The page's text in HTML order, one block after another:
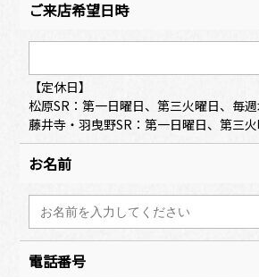
ご来店希望日時
【定休日】
松原SR：第一日曜日、第三火曜日、毎
藤井寺・羽曳野SR：第一日曜日、第三
お名前
電話番号